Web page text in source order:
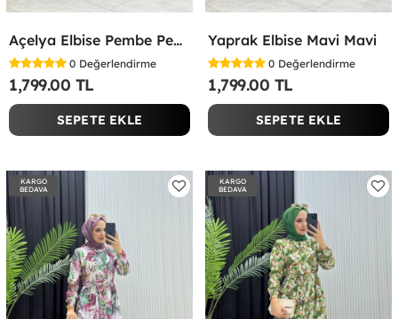
Açelya Elbise Pembe Pembe
0 Değerlendirme
1,799.00 TL
SEPETE EKLE
Yaprak Elbise Mavi Mavi
0 Değerlendirme
1,799.00 TL
SEPETE EKLE
KARGO
BEDAVA
KARGO
BEDAVA